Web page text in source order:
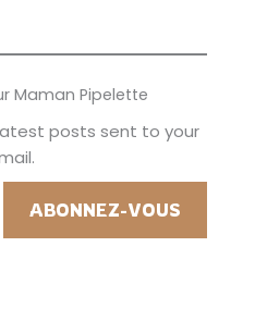
Maman Pipelette
posts sent to your
ABONNEZ-VOUS